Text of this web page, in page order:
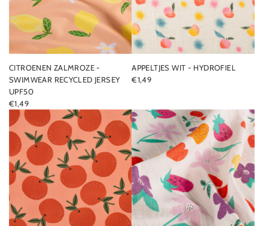
CITROENEN ZALMROZE -
SWIMWEAR RECYCLED JERSEY
UPF50
€1,49
APPELTJES WIT - HYDROFIEL
€1,49